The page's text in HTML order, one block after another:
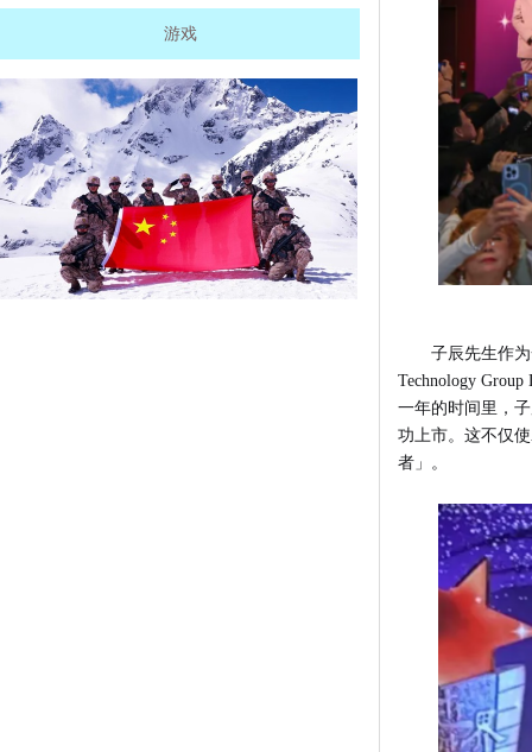
子辰先生作
Technology
一年的时间里，
功上市。这不仅
者」。
游戏